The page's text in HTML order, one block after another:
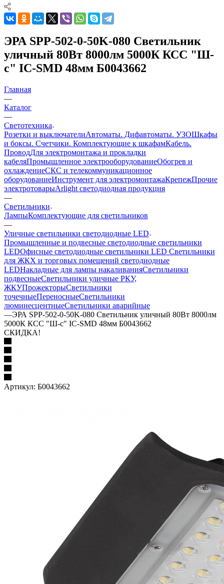
ЭРА SPP-502-0-50K-080 Светильник
уличный 80Вт 8000лм 5000К КСС "Ш-
с" IC-SMD 48мм Б0043662
Главная
—
Каталог
—
Светотехника
Розетки и выключателиАвтоматы. Дифавтоматы. УЗОШкафы
и боксы. Счетчики. Комплектующие к шкафамКабель.
ПроводДля электромонтажа и прокладки
кабеляПромышленное электрооборудованиеОбогрев и
охлаждениеСКС и телекоммуникационное
оборудованиеИнструмент для электромонтажаКрепежПрочие
электротоварыArlight светодиодная продукция
—
Светильники
ЛампыКомплектующие для светильников
—
Уличные светильники светодиодные LED
Промышленные и подвесные светодиодные светильники
LEDОфисные светодиодные светильники LED Светильники
для ЖКХ и торговых помещений светодиодные
LEDНакладные для лампы накаливанияСветильники
подвесныеСветильники уличные РКУ,
ЖКУПрожекторыCветильники
точечныеПереносныеСветильники
люминесцентныеСветильники аварийные
—ЭРА SPP-502-0-50K-080 Светильник уличный 80Вт 8000лм
5000К КСС "Ш-с" IC-SMD 48мм Б0043662
СКИДКА!
Артикул: Б0043662